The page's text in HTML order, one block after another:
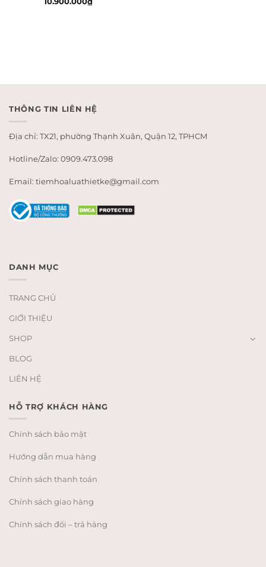
THÔNG TIN LIÊN HỆ
Địa chỉ: TX21, phường Thạnh Xuân, Quận 12, TPHCM
Hotline/Zalo: 0909.473.098
Email: tiemhoaluathietke@gmail.com
DANH MỤC
TRANG CHỦ
GIỚI THIỆU
SHOP
BLOG
LIÊN HỆ
HỖ TRỢ KHÁCH HÀNG
Chính sách bảo mật
Hướng dẫn mua hàng
Chính sách thanh toán
Chính sách giao hàng
Chính sách đổi – trả hàng